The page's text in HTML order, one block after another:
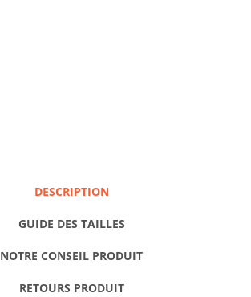
DESCRIPTION
GUIDE DES TAILLES
NOTRE CONSEIL PRODUIT
RETOURS PRODUIT